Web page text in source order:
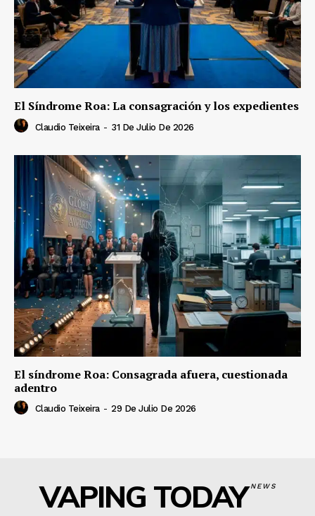
El Síndrome Roa: La consagración y los expedientes
Claudio Teixeira - 31 De Julio De 2026
El síndrome Roa: Consagrada afuera, cuestionada
adentro
Claudio Teixeira - 29 De Julio De 2026
VAPING TODAYNEWS